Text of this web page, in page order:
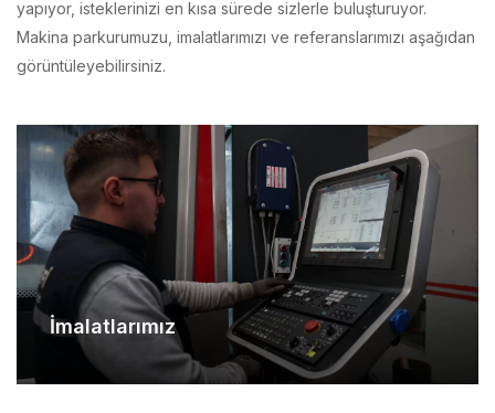
görüntüleyebilirsiniz.
İmalatlarımız